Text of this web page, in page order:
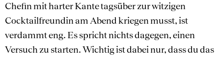
Chefin mit harter Kante tagsüber zur witzigen
Cocktailfreundin am Abend kriegen musst, ist
verdammt eng. Es spricht nichts dagegen, einen
Versuch zu starten. Wichtig ist dabei nur, dass du das